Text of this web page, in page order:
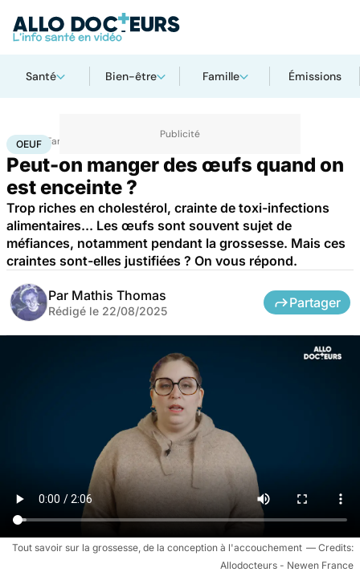
Santé Bien-être Famille Émissions
Accueil Famille
OEUF
Peut-on manger des œufs quand on
est enceinte ?
Trop riches en cholestérol, crainte de toxi-infections
alimentaires... Les œufs sont souvent sujet de
méfiances, notamment pendant la grossesse. Mais ces
craintes sont-elles justifiées ? On vous répond.
Par Mathis Thomas
Rédigé le 22/08/2025
Partager
Tout savoir sur la grossesse, de la conception à l'accouchement
Allodocteurs - Newen France